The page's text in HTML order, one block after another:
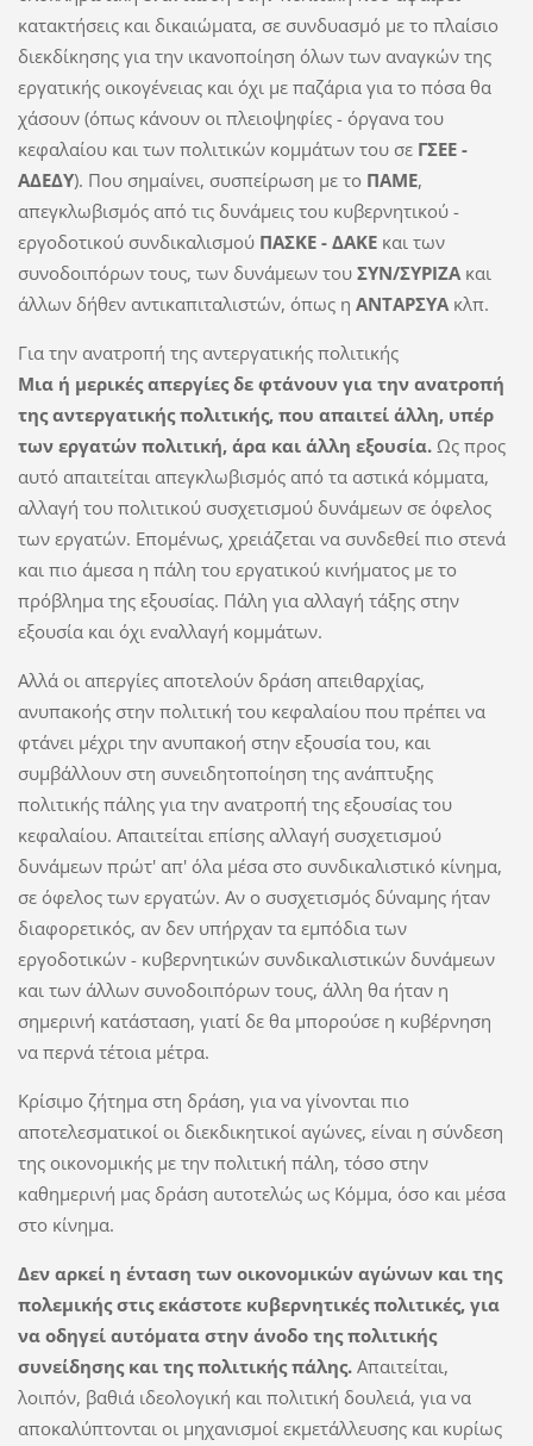
κατακτήσεις και δικαιώματα, σε συνδυασμό με το πλαίσιο
διεκδίκησης για την ικανοποίηση όλων των αναγκών της
εργατικής οικογένειας και όχι με παζάρια για το πόσα θα
χάσουν (όπως κάνουν οι πλειοψηφίες - όργανα του
κεφαλαίου και των πολιτικών κομμάτων του σε ΓΣΕΕ -
ΑΔΕΔΥ). Που σημαίνει, συσπείρωση με το ΠΑΜΕ,
απεγκλωβισμός από τις δυνάμεις του κυβερνητικού -
εργοδοτικού συνδικαλισμού ΠΑΣΚΕ - ΔΑΚΕκαι των
συνοδοιπόρων τους, των δυνάμεων του ΣΥΝ/ΣΥΡΙΖΑκαι
άλλων δήθεν αντικαπιταλιστών, όπως η ΑΝΤΑΡΣΥΑκλπ.
Για την ανατροπή της αντεργατικής πολιτικής
Μια ή μερικές απεργίες δε φτάνουν για την ανατροπή
της αντεργατικής πολιτικής, που απαιτεί άλλη, υπέρ
των εργατών πολιτική, άρα και άλλη εξουσία.Ως προς
αυτό απαιτείται απεγκλωβισμός από τα αστικά κόμματα,
αλλαγή του πολιτικού συσχετισμού δυνάμεων σε όφελος
των εργατών. Επομένως, χρειάζεται να συνδεθεί πιο στενά
και πιο άμεσα η πάλη του εργατικού κινήματος με το
πρόβλημα της εξουσίας. Πάλη για αλλαγή τάξης στην
εξουσία και όχι εναλλαγή κομμάτων.
Αλλά οι απεργίες αποτελούν δράση απειθαρχίας,
ανυπακοής στην πολιτική του κεφαλαίου που πρέπει να
φτάνει μέχρι την ανυπακοή στην εξουσία του, και
συμβάλλουν στη συνειδητοποίηση της ανάπτυξης
πολιτικής πάλης για την ανατροπή της εξουσίας του
κεφαλαίου. Απαιτείται επίσης αλλαγή συσχετισμού
δυνάμεων πρώτ' απ' όλα μέσα στο συνδικαλιστικό κίνημα,
σε όφελος των εργατών. Αν ο συσχετισμός δύναμης ήταν
διαφορετικός, αν δεν υπήρχαν τα εμπόδια των
εργοδοτικών - κυβερνητικών συνδικαλιστικών δυνάμεων
και των άλλων συνοδοιπόρων τους, άλλη θα ήταν η
σημερινή κατάσταση, γιατί δε θα μπορούσε η κυβέρνηση
να περνά τέτοια μέτρα.
Κρίσιμο ζήτημα στη δράση, για να γίνονται πιο
αποτελεσματικοί οι διεκδικητικοί αγώνες, είναι η σύνδεση
της οικονομικής με την πολιτική πάλη, τόσο στην
καθημερινή μας δράση αυτοτελώς ως Κόμμα, όσο και μέσα
στο κίνημα.
Δεν αρκεί η ένταση των οικονομικών αγώνων και της
πολεμικής στις εκάστοτε κυβερνητικές πολιτικές, για
να οδηγεί αυτόματα στην άνοδο της πολιτικής
συνείδησης και της πολιτικής πάλης.Απαιτείται,
λοιπόν, βαθιά ιδεολογική και πολιτική δουλειά, για να
αποκαλύπτονται οι μηχανισμοί εκμετάλλευσης και κυρίως